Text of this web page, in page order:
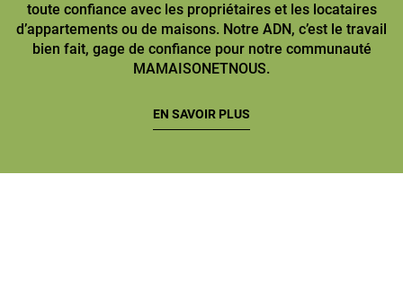
toute confiance avec les propriétaires et les locataires
d’appartements ou de maisons. Notre ADN, c’est le travail
bien fait, gage de confiance pour notre communauté
MAMAISONETNOUS.
EN SAVOIR PLUS